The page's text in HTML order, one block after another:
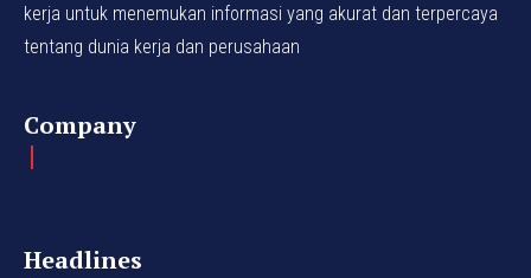
kerja untuk menemukan informasi yang akurat dan terpercaya
tentang dunia kerja dan perusahaan
Company
Headlines